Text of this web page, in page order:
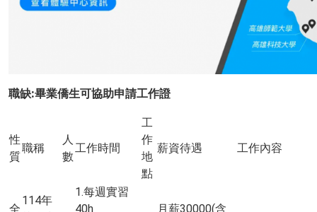
職缺:畢業僑生可協助申請工作證
性
質
職稱
人
數
工作時間
工
作
地
點
薪資待遇 工作內容
全
114年
1.每週實習
40h
月薪30000(含